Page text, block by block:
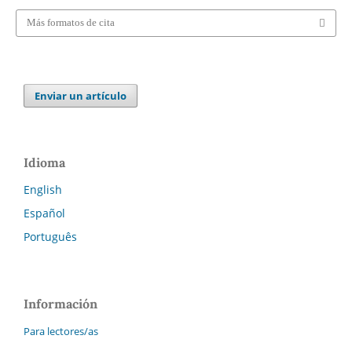
Más formatos de cita
Enviar un artículo
Idioma
English
Español
Português
Información
Para lectores/as